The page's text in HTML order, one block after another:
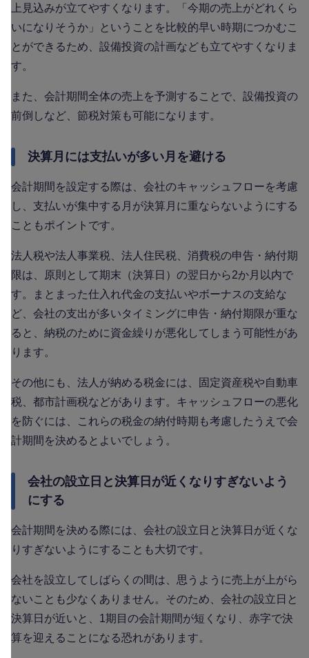
上見込みが立てやすくなります。「今期の売上がどれくら
いになりそうか」ということを比較的早い時期につかむこ
とができるため、設備投資の計画なども立てやすくなりま
す。
また、会計期間全体の売上を予測することで、設備投資の
前倒しなど、節税対策も可能になります。
決算月には支払いが多い月を避ける
会計期間を設定する際は、会社のキャッシュフローを考慮
し、支払いが集中する月が決算月に重ならないようにする
こともポイントです。
法人税や法人事業税、法人住民税、消費税の申告・納付期
限は、原則として期末（決算日）の翌日から2か月以内で
す。まとまった仕入れ代金の支払いやボーナスの支給な
ど、会社の支出が多いタイミングに申告・納付期限が重な
ると、納税のために資金繰りが悪化してしまう可能性があ
ります。
その他にも、法人が納める税金には、固定資産税や自動車
税、都市計画税などがあります。キャッシュフローの悪化
を防ぐには、これらの税金の納付時期も考慮したうえで会
計期間を決めるとよいでしょう。
会社の設立日と決算日が近くなりすぎないよう
にする
会計期間を決める際には、会社の設立日と決算日が近くな
りすぎないようにすることも大切です。
会社を設立してしばらくの間は、思うように売上が上がら
ないことも少なくありません。そのため、会社の設立日と
決算日が近いと、1期目の会計期間が短くなり、赤字で決
算を迎えることになる恐れがあります。